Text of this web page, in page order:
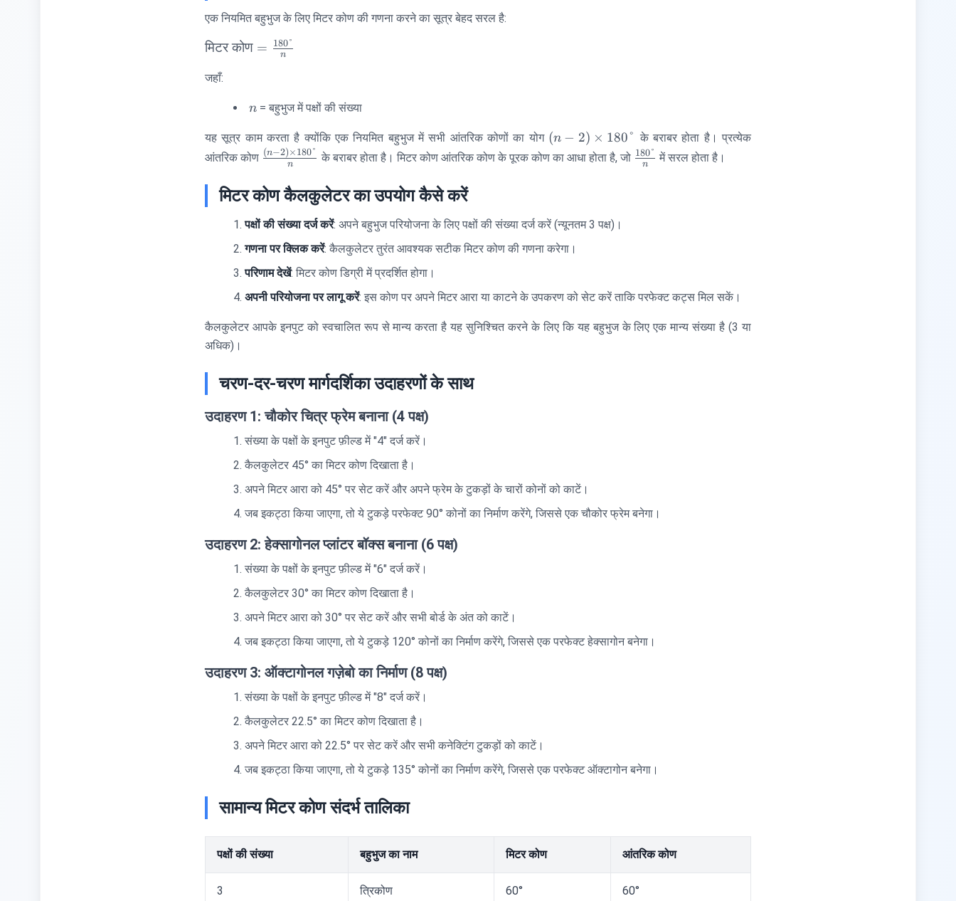
एक नियमित बहुभुज के लिए मिटर कोण की गणना करने का सूत्र बेहद सरल है:
\text{मिटर
\frac{180°}
मिटर कोण = n
180°
जहाँ:
n
n = बहुभुज में पक्षों की संख्या
यह सूत्र काम करता है क्योंकि एक नियमित बहुभुज में सभी आंतरिक कोणों का योग (n-2)
\times
(n − 2) × 180° के बराबर होता है। प्रत्येक
आंतरिक कोण \frac{(n-
2) \times
180°}
{n}
n
(n−2)×180° के बराबर होता है। मिटर कोण आंतरिक कोण के पूरक कोण का आधा होता है, जो \frac{180°}
{n}
n
180° में सरल होता है।
मिटर कोण कैलकुलेटर का उपयोग कैसे करें
पक्षों की संख्या दर्ज करें: अपने बहुभुज परियोजना के लिए पक्षों की संख्या दर्ज करें (न्यूनतम 3 पक्ष)।
गणना पर क्लिक करें: कैलकुलेटर तुरंत आवश्यक सटीक मिटर कोण की गणना करेगा।
परिणाम देखें: मिटर कोण डिग्री में प्रदर्शित होगा।
अपनी परियोजना पर लागू करें: इस कोण पर अपने मिटर आरा या काटने के उपकरण को सेट करें ताकि परफेक्ट कट्स मिल सकें।
कैलकुलेटर आपके इनपुट को स्वचालित रूप से मान्य करता है यह सुनिश्चित करने के लिए कि यह बहुभुज के लिए एक मान्य संख्या है (3 या
अधिक)।
चरण-दर-चरण मार्गदर्शिका उदाहरणों के साथ
उदाहरण 1: चौकोर चित्र फ्रेम बनाना (4 पक्ष)
संख्या के पक्षों के इनपुट फ़ील्ड में "4" दर्ज करें।
कैलकुलेटर 45° का मिटर कोण दिखाता है।
अपने मिटर आरा को 45° पर सेट करें और अपने फ्रेम के टुकड़ों के चारों कोनों को काटें।
जब इकट्ठा किया जाएगा, तो ये टुकड़े परफेक्ट 90° कोनों का निर्माण करेंगे, जिससे एक चौकोर फ्रेम बनेगा।
उदाहरण 2: हेक्सागोनल प्लांटर बॉक्स बनाना (6 पक्ष)
संख्या के पक्षों के इनपुट फ़ील्ड में "6" दर्ज करें।
कैलकुलेटर 30° का मिटर कोण दिखाता है।
अपने मिटर आरा को 30° पर सेट करें और सभी बोर्ड के अंत को काटें।
जब इकट्ठा किया जाएगा, तो ये टुकड़े 120° कोनों का निर्माण करेंगे, जिससे एक परफेक्ट हेक्सागोन बनेगा।
उदाहरण 3: ऑक्टागोनल गज़ेबो का निर्माण (8 पक्ष)
संख्या के पक्षों के इनपुट फ़ील्ड में "8" दर्ज करें।
कैलकुलेटर 22.5° का मिटर कोण दिखाता है।
अपने मिटर आरा को 22.5° पर सेट करें और सभी कनेक्टिंग टुकड़ों को काटें।
जब इकट्ठा किया जाएगा, तो ये टुकड़े 135° कोनों का निर्माण करेंगे, जिससे एक परफेक्ट ऑक्टागोन बनेगा।
सामान्य मिटर कोण संदर्भ तालिका
पक्षों की संख्या बहुभुज का नाम मिटर कोण आंतरिक कोण
3 त्रिकोण 60° 60°